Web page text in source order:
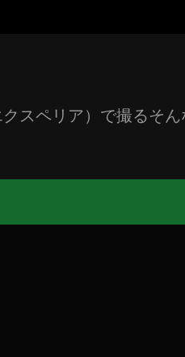
スペリア）で撮るそん